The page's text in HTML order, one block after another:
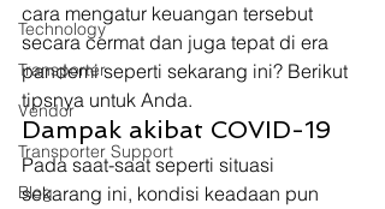
Technology
Transporter
Vendor
Transporter Support
Blog
cara mengatur keuangan tersebut
secara cermat dan juga tepat di era
pandemi seperti sekarang ini? Berikut
tipsnya untuk Anda.
Dampak akibat COVID-19
Pada saat-saat seperti situasi
sekarang ini, kondisi keadaan pun